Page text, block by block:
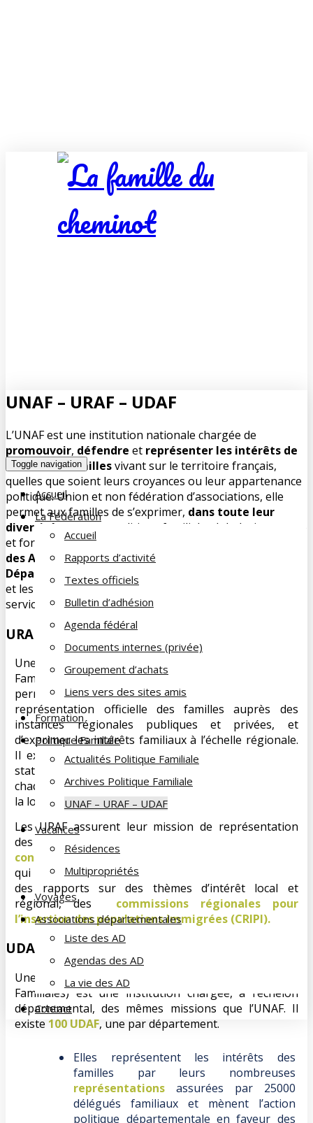
Toggle navigation
Accueil
La Fédération
Accueil
Rapports d’activité
Textes officiels
Bulletin d’adhésion
Agenda fédéral
Documents internes (privée)
Groupement d’achats
Liens vers des sites amis
Formation
Politique Familiale
Actualités Politique Familiale
Archives Politique Familiale
UNAF – URAF – UDAF
Vacances
Résidences
Multipropriétés
Voyages
Associations départementales
Liste des AD
Agendas des AD
La vie des AD
Contact
UNAF – URAF – UDAF
L’UNAF est une institution nationale chargée de
promouvoir, défendre et représenter les intérêts de
toutes les famillesvivant sur le territoire français,
quelles que soient leurs croyances ou leur appartenance
politique. Union et non fédération d’associations, elle
permet aux familles de s’exprimer, dans toute leur
diversité , pour une politique familiale globale, innovante
et forte.Elle anime le réseau des
des Associations Familiales (URAF)
Départementales des Associations Familiales (UDAF)
et les appuie dans leurs missions institutionnelles et de
services aux familles.
URAF
Une URAF
(Union Régionale des Associations
Familiales) est, à l’échelon régional, une structure
permettant aux UDAF d’une région de coordonner la
représentation officielle des familles auprès des
instances régionales publiques et privées, et
d’exprimer les intérêts familiaux à l’échelle régionale.
Il existe 22 URAF. Reconnues depuis 1986 dans les
statuts de l’UNAF, elles regroupent les UDAF de
chaque région, et sont constituées sous le régime de
la loi de 1901.
Les URAF assurent leur mission de représentation
des intérêts des familles, notamment auprès des
conseils économiques et sociaux régionaux (CESR)
qui traitent de sujets d’intérêt général et établissent
des rapports sur des thèmes d’intérêt local et
régional, des commissions régionales pour
l’insertion des populations immigrées (CRIPI).
UDAF
Une UDAF (Union Départementale des Associations
Familiales) est une institution chargée, à l’échelon
départemental, des mêmes missions que l’UNAF. Il
existe 100 UDAF, une par département.
Elles représentent les intérêts des
familles par leurs nombreuses
représentations assurées par 25000
délégués familiaux et mènent l’action
politique départementale en faveur des